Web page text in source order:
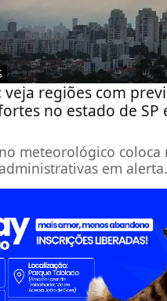
veja regiões com
no estado de SP
meteorológico coloca
em